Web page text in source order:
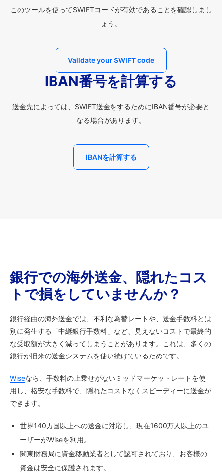
このツールを使ってSWIFTコードが有効であることを確認しまし
ょう。
Validate your SWIFT code
IBAN番号を計算する
送金先によっては、SWIFT送金をするためにIBAN番号が必要と
なる場合があります。
IBANを計算する
銀行での海外送金、隠れたコス
トで損をしていませんか？
銀行経由の海外送金では、不利な為替レートや、送金手数料とは
別に発生する「中継銀行手数料」など、見えないコストで最終的
な受取額が大きく減ってしまうことがあります。これは、多くの
銀行が旧来の送金システムを使い続けているためです。
Wiseなら、手数料の上乗せがないミッドマーケットレートを使
用し、格安な手数料で、隠れたコストなくスピーディーに送金が
できます。
世界140カ国以上への送金に対応し、現在1600万人以上のユ
ーザーがWiseを利用。
関東財務局に資金移動業者として認可されており、お客様の
資金は安全に保護されます。